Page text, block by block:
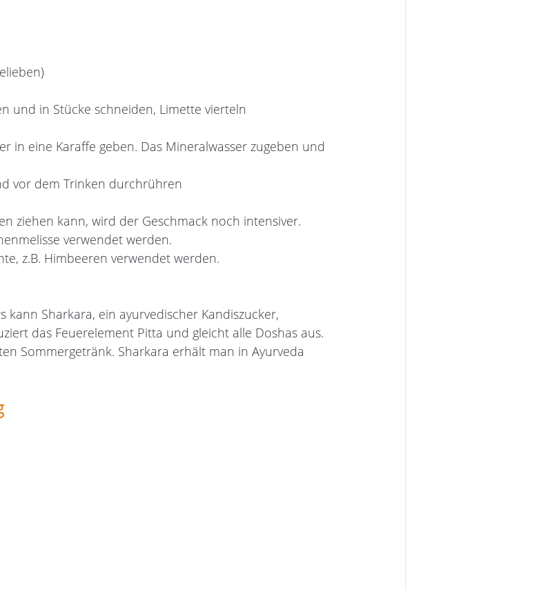
und in Stücke schneiden, Limette vierteln
in eine Karaffe geben. Das Mineralwasser zugeben und
vor dem Trinken durchrühren
ziehen kann, wird der Geschmack noch intensiver.
verwendet werden.
z.B. Himbeeren verwendet werden.
kann Sharkara, ein ayurvedischer Kandiszucker,
das Feuerelement Pitta und gleicht alle Doshas aus.
Sommergetränk. Sharkara erhält man in Ayurveda